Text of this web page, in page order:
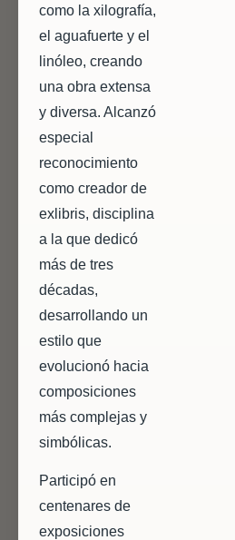
como la xilografía,
el aguafuerte y el
linóleo, creando
una obra extensa
y diversa. Alcanzó
especial
reconocimiento
como creador de
exlibris, disciplina
a la que dedicó
más de tres
décadas,
desarrollando un
estilo que
evolucionó hacia
composiciones
más complejas y
simbólicas.
Participó en
centenares de
exposiciones